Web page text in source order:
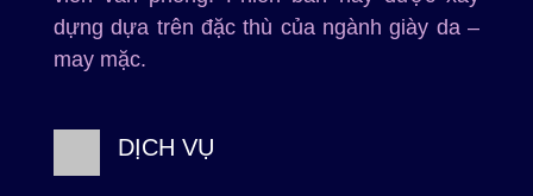
dựng dựa trên đặc thù của ngành giày da –
may mặc.
DỊCH VỤ